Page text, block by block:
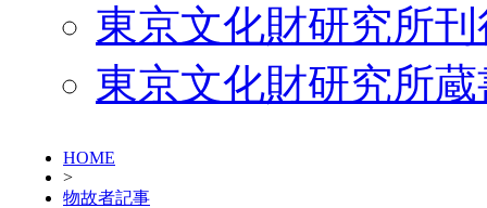
東京文化財研究所
東京文化財研究所
HOME
>
物故者記事